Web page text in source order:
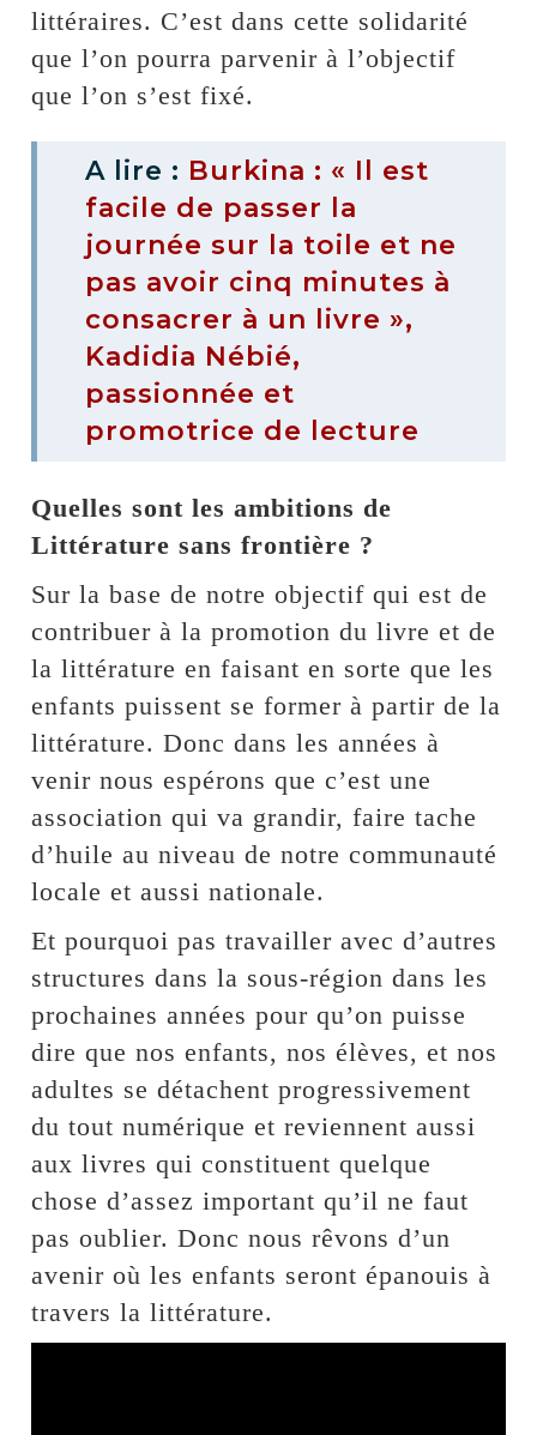
littéraires. C’est dans cette solidarité
que l’on pourra parvenir à l’objectif
que l’on s’est fixé.
A lire : Burkina : « Il est
facile de passer la
journée sur la toile et ne
pas avoir cinq minutes à
consacrer à un livre »,
Kadidia Nébié,
passionnée et
promotrice de lecture
Quelles sont les ambitions de
Littérature sans frontière ?
Sur la base de notre objectif qui est de
contribuer à la promotion du livre et de
la littérature en faisant en sorte que les
enfants puissent se former à partir de la
littérature. Donc dans les années à
venir nous espérons que c’est une
association qui va grandir, faire tache
d’huile au niveau de notre communauté
locale et aussi nationale.
Et pourquoi pas travailler avec d’autres
structures dans la sous-région dans les
prochaines années pour qu’on puisse
dire que nos enfants, nos élèves, et nos
adultes se détachent progressivement
du tout numérique et reviennent aussi
aux livres qui constituent quelque
chose d’assez important qu’il ne faut
pas oublier. Donc nous rêvons d’un
avenir où les enfants seront épanouis à
travers la littérature.